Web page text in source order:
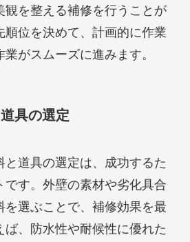
観を整える補修を行うことが
順位を決めて、計画的に作業
がスムーズに進みます。
具の選定
と道具の選定は、成功するた
です。外壁の素材や劣化具合
を選ぶことで、補修効果を最
ば、防水性や耐候性に優れた